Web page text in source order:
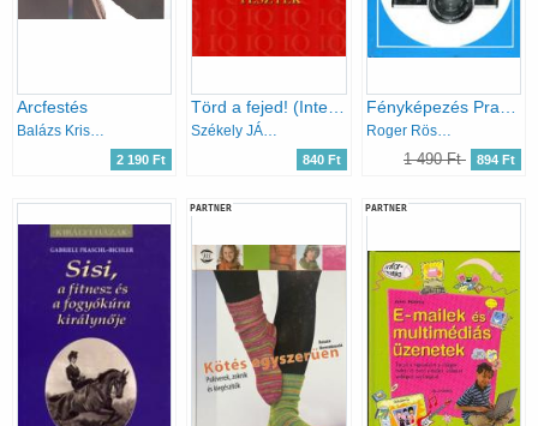
Arcfestés
Balázs Krisztina
2 190 Ft
Törd a fejed! (Intelligencia fejlesztő tesztek)
Székely JÁnos
840 Ft
Fényképezés Prakticával
Roger Rössing
1 490 Ft 894 Ft
PARTNER PARTNER